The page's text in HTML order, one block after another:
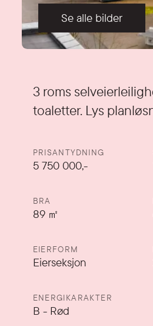
Se alle bilder
3 roms
toaletter. Lys
Detaljer
PRISANTYDNING
5 750 000,-
BRA
89㎡
EIERFORM
Eierseksjon
ENERGIKARAKTER
B - Rød